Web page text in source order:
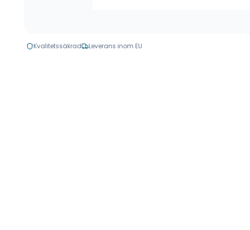
Kvalitetssäkrad Leverans inom EU